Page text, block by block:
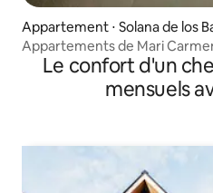
Appartement ⋅ Solana de los
Appartements de Mari
Le confort d'un
mensuels